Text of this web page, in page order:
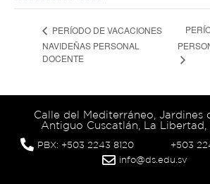
PERÍODO DE VACACIONES
NAVIDEÑAS PERSONAL
DOCENTE
Calle del Mediterráneo, Jardines
Antiguo Cuscatlán, La Libertad,
PBX: +503 2243 8120
+503
info@ds.edu.sv